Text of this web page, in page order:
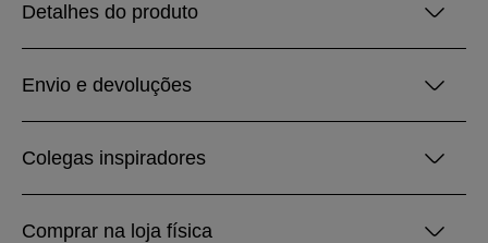
Detalhes do produto
Envio e devoluções
Colegas inspiradores
Comprar na loja física